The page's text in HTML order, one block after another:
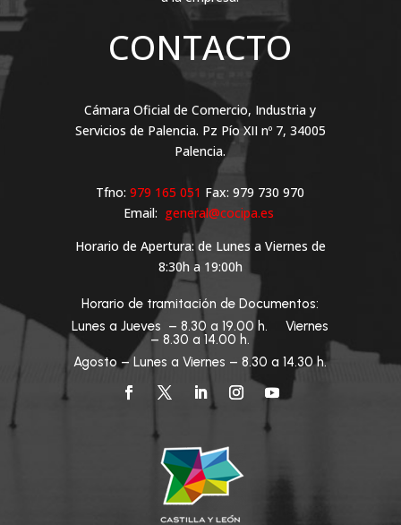
CONTACTO
Cámara Oficial de Comercio, Industria y
Servicios de Palencia. Pz Pío XII nº 7, 34005
Palencia.
Tfno:979 165 051 Fax: 979 730 970
Email: general@cocipa.es
Horario de Apertura: de Lunes a Viernes de
8:30h a 19:00h
Horario de tramitación de Documentos:
Lunes a Jueves – 8.30 a 19.00 h. Viernes
– 8.30 a 14.00 h.
Agosto – Lunes a Viernes – 8.30 a 14.30 h.